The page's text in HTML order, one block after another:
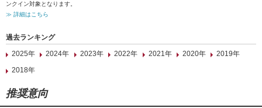
ンクイン対象となります。
≫ 詳細はこちら
過去ランキング
2025年
2024年 2023年 2022年 2021年 2020年
2019年
2018年
推奨意向